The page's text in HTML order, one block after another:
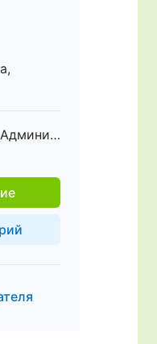
Маринка-Картинка - Администратор Мамфо